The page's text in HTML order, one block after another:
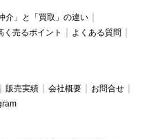
仲介」と「買取」の違い
く売るポイント
よくある質問
販売実績 会社概要
お問合せ